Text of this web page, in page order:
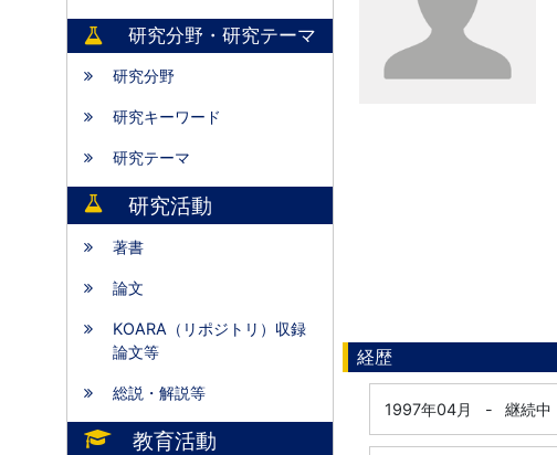
研究分野・研究テーマ
研究分野
研究キーワード
研究テーマ
研究活動
著書
論文
KOARA（リポジトリ）収録
論文等
総説・解説等
教育活動
経歴
1997年04月 - 継続中